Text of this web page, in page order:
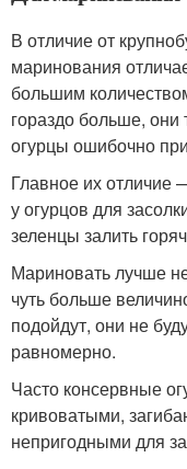
В отличие от
маринования
большим
гораздо больше, они
огурцы ошибочно
Главное их отличие
у огурцов для
зеленцы залить
Мариновать лучше
чуть больше
подойдут, они не
равномерно.
Часто консервные
кривоватыми,
непригодными для